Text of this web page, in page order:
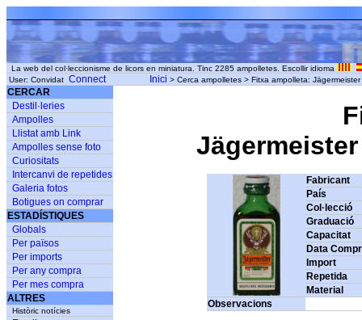
La web del col·leccionisme de licors en miniatura. Tinc 2285 ampolletes. Escollir idioma
User: Convidat Connect Inici > Cerca ampolletes > Fitxa ampolleta:
CERCAR
Destil·leries
Ampolles
Llistat amb Link
Ampolles sense foto
Curiositats
Intercanvi de repetides
Galeria fotos
Botigues on comprar
ESTADÍSTIQUES
Globals
Per països
Per imports
Per any compra
Per mes compra
ALTRES
Històric notícies
Fabricant
País
Col·lecció
Graduació
Capacitat
Data
Import
Repetida
Material
Observacions